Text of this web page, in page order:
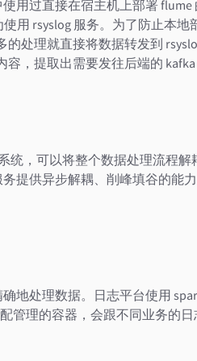
用过直接在宿主机上部署 flume
用 rsyslog 服务。为了防止本地
处理就直接将数据转发到
容，提取出需要发往后端的
统，可以将整个数据处理流程解
提供异步解耦、削峰填谷的能
地处理数据。日志平台使用
管理的容器，会跟不同业务的